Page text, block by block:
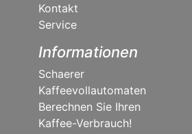
Kontakt
Service
Informationen
Schaerer
Kaffeevollautomaten
Berechnen Sie Ihren
Kaffee-Verbrauch!